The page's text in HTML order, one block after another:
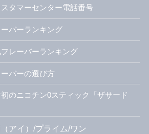
タマーセンター電話番号
バーランキング
レーバーランキング
バーの選び方
のニコチン0スティック「ザサード
アイ）/プライム/ワン